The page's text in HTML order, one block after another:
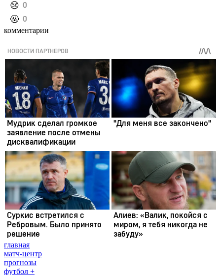
️😢 0
️🤬 0
комментарии
главная
матч-центр
прогнозы
футбол +